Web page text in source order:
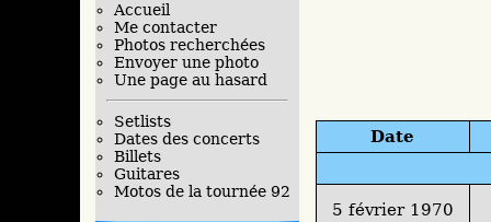
Date
5 février 1970
Accueil
Me contacter
Photos recherchées
Envoyer une photo
Une page au hasard
Setlists
Dates des concerts
Billets
Guitares
Motos de la tournée 92